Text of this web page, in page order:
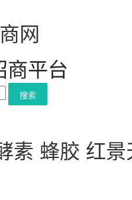
商平台
搜索
素 蜂胶 红景